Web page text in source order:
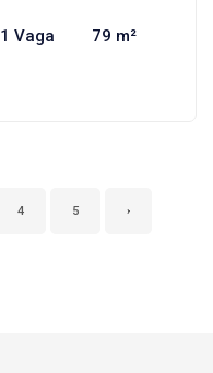
1 Vaga 79 m²
4 5 ›